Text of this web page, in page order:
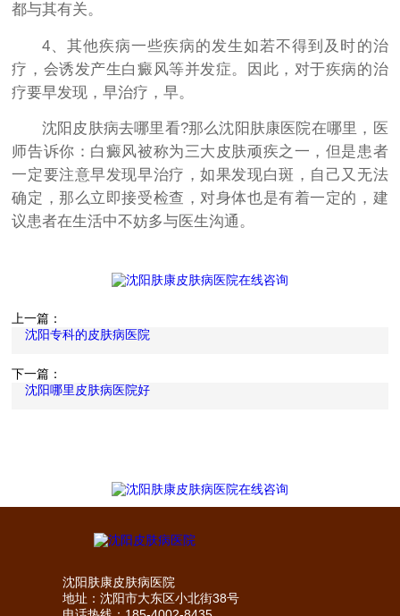
都与其有关。
4、其他疾病一些疾病的发生如若不得到及时的治
疗，会诱发产生白癜风等并发症。因此，对于疾病的治
疗要早发现，早治疗，早。
沈阳皮肤病去哪里看?那么沈阳肤康医院在哪里，医
师告诉你：白癜风被称为三大皮肤顽疾之一，但是患者
一定要注意早发现早治疗，如果发现白斑，自己又无法
确定，那么立即接受检查，对身体也是有着一定的，建
议患者在生活中不妨多与医生沟通。
上一篇：
沈阳专科的皮肤病医院
下一篇：
沈阳哪里皮肤病医院好
沈阳肤康皮肤病医院
地址：沈阳市大东区小北街38号